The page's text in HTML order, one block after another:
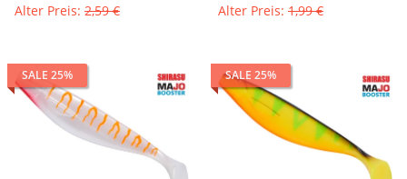
Alter Preis: 2,59 € Alter Preis: 1,99 €
SALE 25% SALE 25%